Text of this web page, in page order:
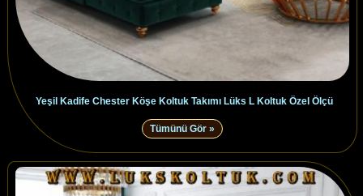
Yeşil Kadife Chester Köşe Koltuk Takımı Lüks L Koltuk Özel Ölçü
Tümünü Gör »